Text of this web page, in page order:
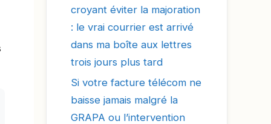
croyant éviter la majoration
: le vrai courrier est arrivé
dans ma boîte aux lettres
trois jours plus tard
Si votre facture télécom ne
baisse jamais malgré la
GRAPA ou l’intervention